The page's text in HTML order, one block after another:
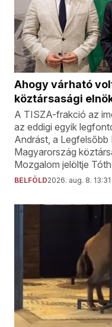
Ahogy várható
köztársasági
A TISZA-frakció az
az eddigi egyik
Andrást, a Legfelsőbb
Magyarország
Mozgalom jelöltje
BELFÖLD2026. aug. 8. 13:31